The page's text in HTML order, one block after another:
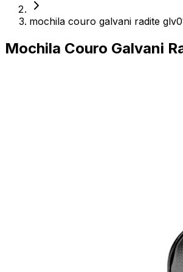
mochila couro galvani radite
Mochila Couro Galvani